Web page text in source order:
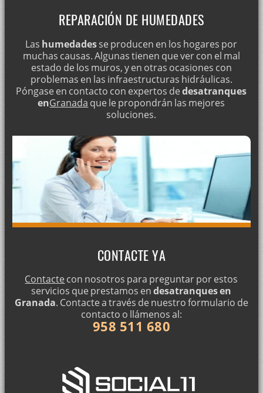
REPARACIÓN DE HUMEDADES
Las humedadesse producen en los hogares por
muchas causas. Algunas tienen que ver con el mal
estado de los muros, y en otras ocasiones con
problemas en las infraestructuras hidráulicas.
Póngase en contacto con expertos dedesatranques
enGranada que le propondrán las mejores
soluciones.
CONTACTE YA
Contacte con nosotros para preguntar por estos
servicios que prestamos endesatranques en
Granada. Contacte a través de nuestro formulario de
contacto o llámenos al:
958 511 680